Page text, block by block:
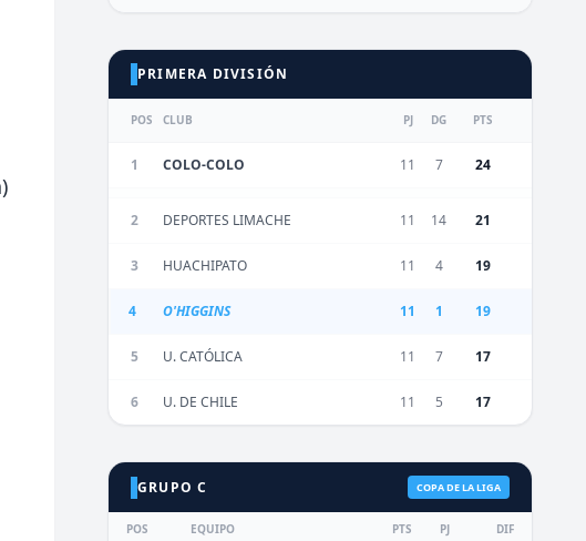
PRIMERA DIVISIÓN
POS CLUB PJ DG PTS
1 COLO-COLO 11 7 24
2 DEPORTES LIMACHE 11 14 21
3 HUACHIPATO 11 4 19
4 O'HIGGINS 11 1 19
5 U. CATÓLICA 11 7 17
6 U. DE CHILE 11 5 17
GRUPO C COPA DE LA LIGA
POS EQUIPO PTS PJ DIF